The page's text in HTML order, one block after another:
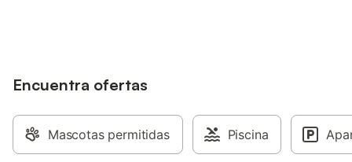
Encuentra ofertas
Mascotas permitidas Piscina